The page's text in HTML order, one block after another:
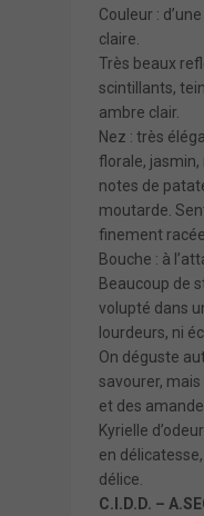
Couleur :
claire.
Très beaux
scintillants,
ambre clair.
Nez : très
florale, jasmin,
notes de
moutarde.
finement
Bouche : à
Beaucoup de
volupté dans
lourdeurs, ni
On déguste
savourer,
et des
Kyrielle
en
délice.
C.I.D.D. –